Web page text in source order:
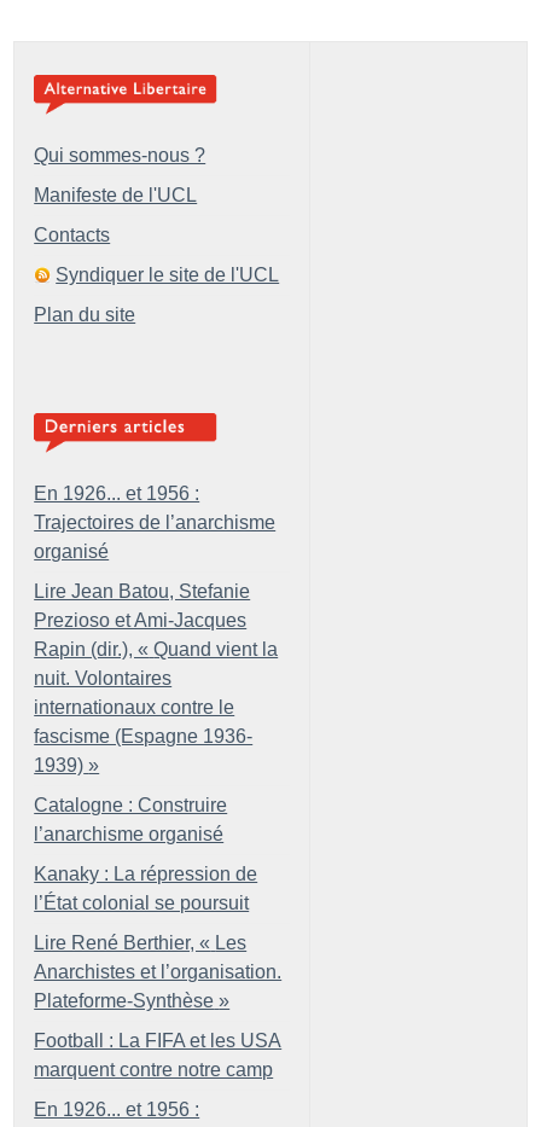
Qui sommes-nous ?
Manifeste de l'UCL
Contacts
Syndiquer le site de l'UCL
Plan du site
En 1926... et 1956 :
Trajectoires de l’anarchisme
organisé
Lire Jean Batou, Stefanie
Prezioso et Ami-Jacques
Rapin (dir.), « Quand vient la
nuit. Volontaires
internationaux contre le
fascisme (Espagne 1936-
1939) »
Catalogne : Construire
l’anarchisme organisé
Kanaky : La répression de
l’État colonial se poursuit
Lire René Berthier, « Les
Anarchistes et l’organisation.
Plateforme-Synthèse »
Football : La FIFA et les USA
marquent contre notre camp
En 1926... et 1956 :